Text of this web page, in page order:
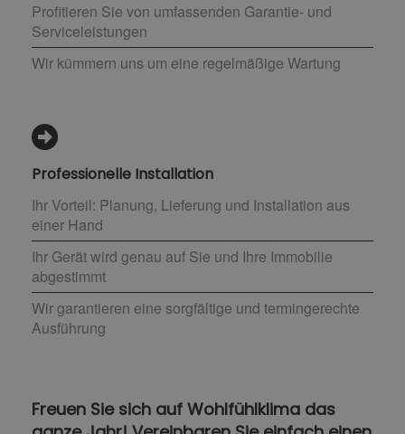
Profitieren Sie von umfassenden Garantie- und
Serviceleistungen
Wir kümmern uns um eine regelmäßige Wartung
Professionelle Installation
Ihr Vorteil: Planung, Lieferung und Installation aus
einer Hand
Ihr Gerät wird genau auf Sie und Ihre Immobilie
abgestimmt
Wir garantieren eine sorgfältige und termingerechte
Ausführung
Freuen Sie sich auf Wohlfühlklima das